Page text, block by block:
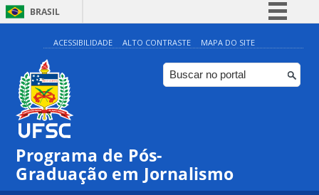
BRASIL
Simplifique!
Comunica BR
Participe
ACESSIBILIDADE ALTO CONTRASTE MAPA DO SITE
Programa de Pós-
Graduação em Jornalismo